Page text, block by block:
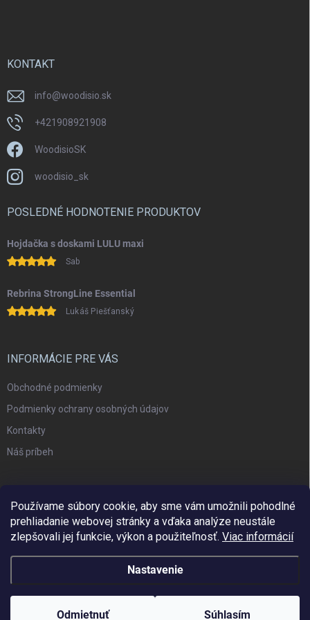
Používame súbory cookie, aby sme vám umožnili pohodlné
prehliadanie webovej stránky a vďaka analýze neustále
zlepšovali jej funkcie, výkon a použiteľnosť. Viac informácií
Nastavenie
Odmietnuť Súhlasím
KONTAKT
info@woodisio.sk
+421908921908
WoodisioSK
woodisio_sk
POSLEDNÉ HODNOTENIE PRODUKTOV
Hojdačka s doskami LULU maxi
Sab
Rebrina StrongLine Essential
Lukáš Piešťanský
INFORMÁCIE PRE VÁS
Obchodné podmienky
Podmienky ochrany osobných údajov
Kontakty
Náš príbeh
Copyright 2026Woodisio. Všetky práva vyhradené.Upraviť nastavenie